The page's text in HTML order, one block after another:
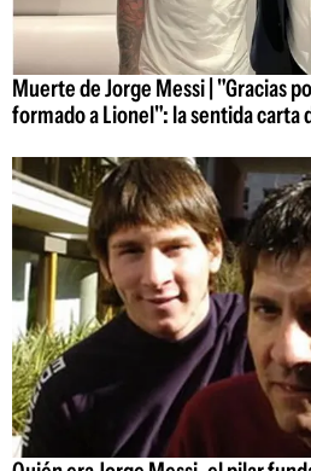
Muerte de Jorge Messi | "Gracias
formado a Lionel": la sentida carta